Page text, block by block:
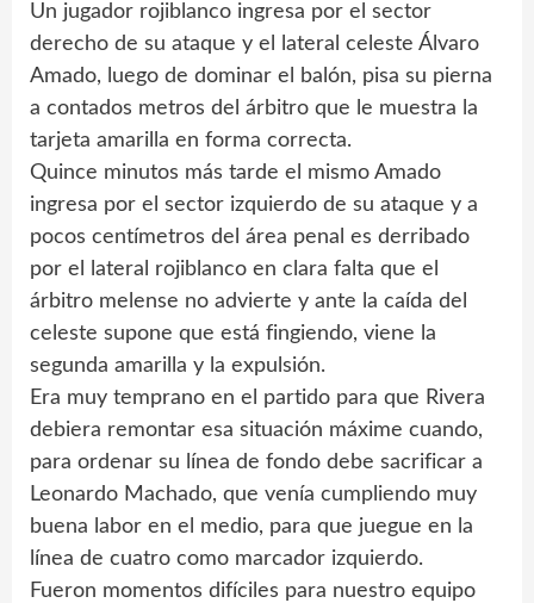
Un jugador rojiblanco ingresa por el sector
derecho de su ataque y el lateral celeste Álvaro
Amado, luego de dominar el balón, pisa su pierna
a contados metros del árbitro que le muestra la
tarjeta amarilla en forma correcta.
Quince minutos más tarde el mismo Amado
ingresa por el sector izquierdo de su ataque y a
pocos centímetros del área penal es derribado
por el lateral rojiblanco en clara falta que el
árbitro melense no advierte y ante la caída del
celeste supone que está fingiendo, viene la
segunda amarilla y la expulsión.
Era muy temprano en el partido para que Rivera
debiera remontar esa situación máxime cuando,
para ordenar su línea de fondo debe sacrificar a
Leonardo Machado, que venía cumpliendo muy
buena labor en el medio, para que juegue en la
línea de cuatro como marcador izquierdo.
Fueron momentos difíciles para nuestro equipo